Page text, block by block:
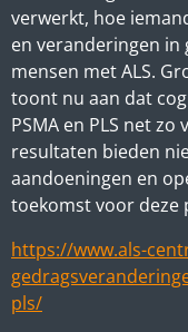
verwerkt, hoe
en veranderingen
mensen met ALS.
toont nu aan dat
PSMA en PLS net
resultaten bieden
aandoeningen en
toekomst voor deze
https://www.als-
pls/